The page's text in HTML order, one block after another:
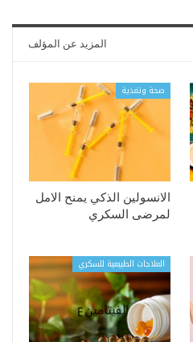
المزيد عن المؤلف
صحة وتغذية
الانسولين الذكي يمنح الامل
لمرضى السكري
العلاجات الطبيعية للسكري